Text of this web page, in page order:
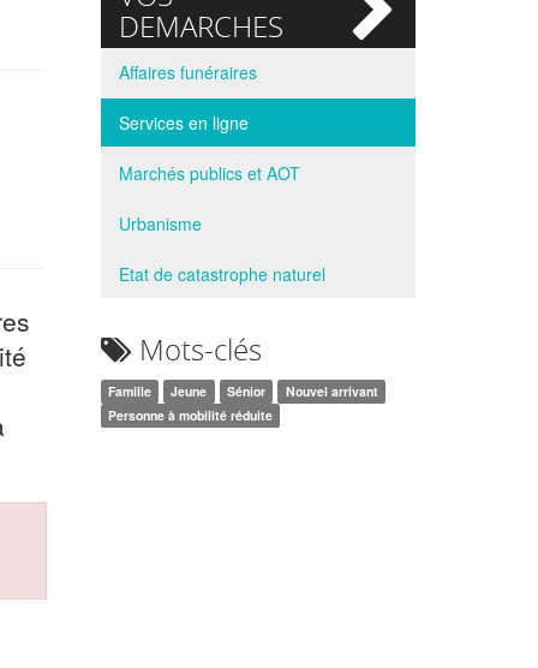
DEMARCHES
Affaires funéraires
Services en ligne
Marchés publics et AOT
Urbanisme
Etat de catastrophe naturel
Mots-clés
Famille Jeune Sénior
Nouvel arrivant
Personne à mobilité réduite